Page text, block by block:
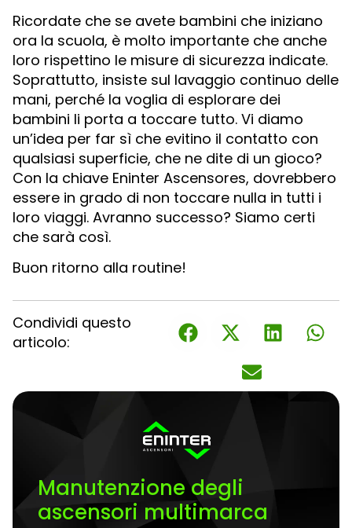
Ricordate che se avete bambini che iniziano
ora la scuola, è molto importante che anche
loro rispettino le misure di sicurezza indicate.
Soprattutto, insiste sul lavaggio continuo delle
mani, perché la voglia di esplorare dei
bambini li porta a toccare tutto. Vi diamo
un’idea per far sì che evitino il contatto con
qualsiasi superficie, che ne dite di un gioco?
Con la chiave Eninter Ascensores, dovrebbero
essere in grado di non toccare nulla in tutti i
loro viaggi. Avranno successo? Siamo certi
che sarà così.
Buon ritorno alla routine!
Condividi questo
articolo:
Manutenzione degli
ascensori multimarca